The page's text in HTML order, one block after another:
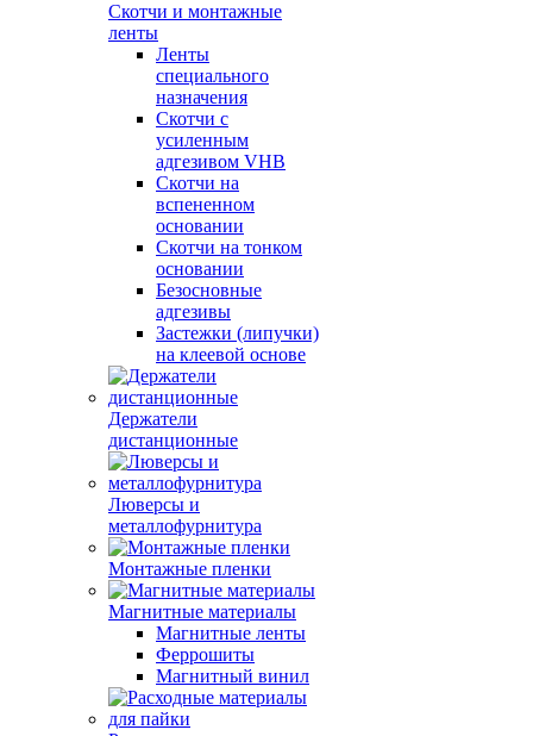
Скотчи и монтажные
ленты
Ленты
специального
назначения
Скотчи с
усиленным
адгезивом VHB
Скотчи на
вспененном
основании
Скотчи на тонком
основании
Безосновные
адгезивы
Застежки (липучки)
на клеевой основе
Держатели
дистанционные
Люверсы и
металлофурнитура
Монтажные пленки
Магнитные материалы
Магнитные ленты
Феррошиты
Магнитный винил